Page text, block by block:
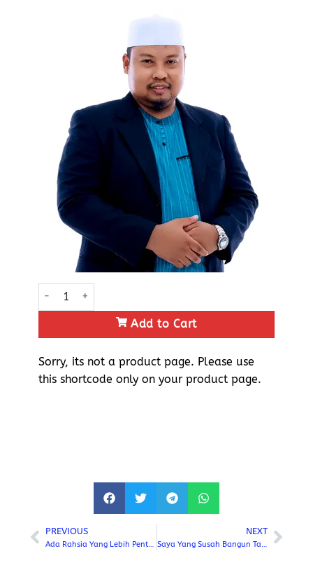
Add to Cart
Sorry, its not a product page. Please use
this shortcode only on your product page.
PREVIOUS NEXT